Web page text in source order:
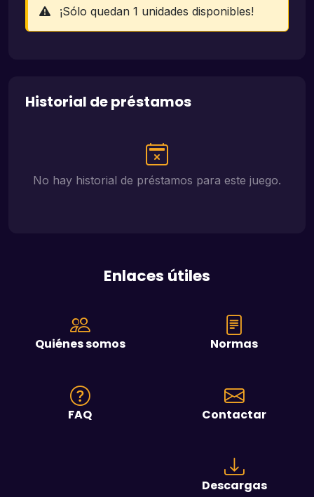
¡Sólo quedan 1 unidades disponibles!
Historial de préstamos
No hay historial de préstamos para este juego.
Enlaces útiles
Quiénes somos Normas
FAQ Contactar
Descargas